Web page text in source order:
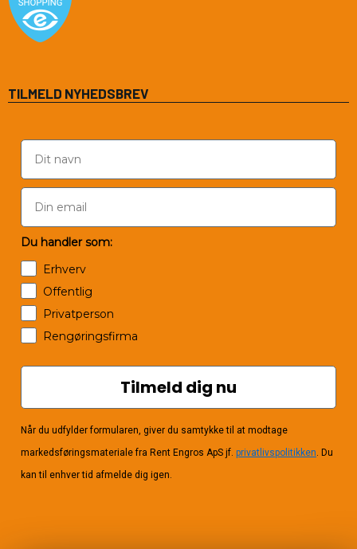
TILMELD NYHEDSBREV
Du handler som:
Erhverv
Offentlig
Privatperson
Rengøringsfirma
Tilmeld dig nu
Når du udfylder formularen, giver du samtykke til at modtage
markedsføringsmateriale fra Rent Engros ApS jf. privatlivspolitikken. Du
kan til enhver tid afmelde dig igen.